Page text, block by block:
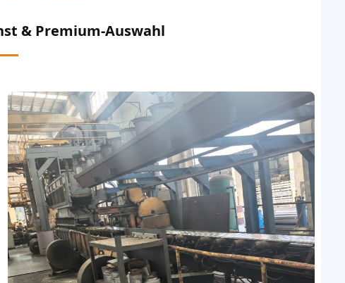
& Premium-Auswahl